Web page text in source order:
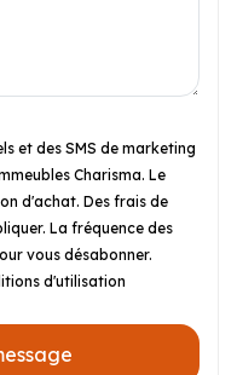
et des SMS de marketing
Charisma. Le
d'achat. Des frais de
La fréquence des
vous désabonner.
d'utilisation